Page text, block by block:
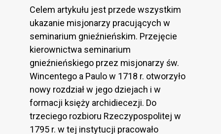
Celem artykułu jest przede wszystkim
ukazanie misjonarzy pracujących w
seminarium gnieźnieńskim. Przejęcie
kierownictwa seminarium
gnieźnieńskiego przez misjonarzy św.
Wincentego a Paulo w 1718 r. otworzyło
nowy rozdział w jego dziejach i w
formacji księży archidiecezji. Do
trzeciego rozbioru Rzeczypospolitej w
1795 r. w tej instytucji pracowało